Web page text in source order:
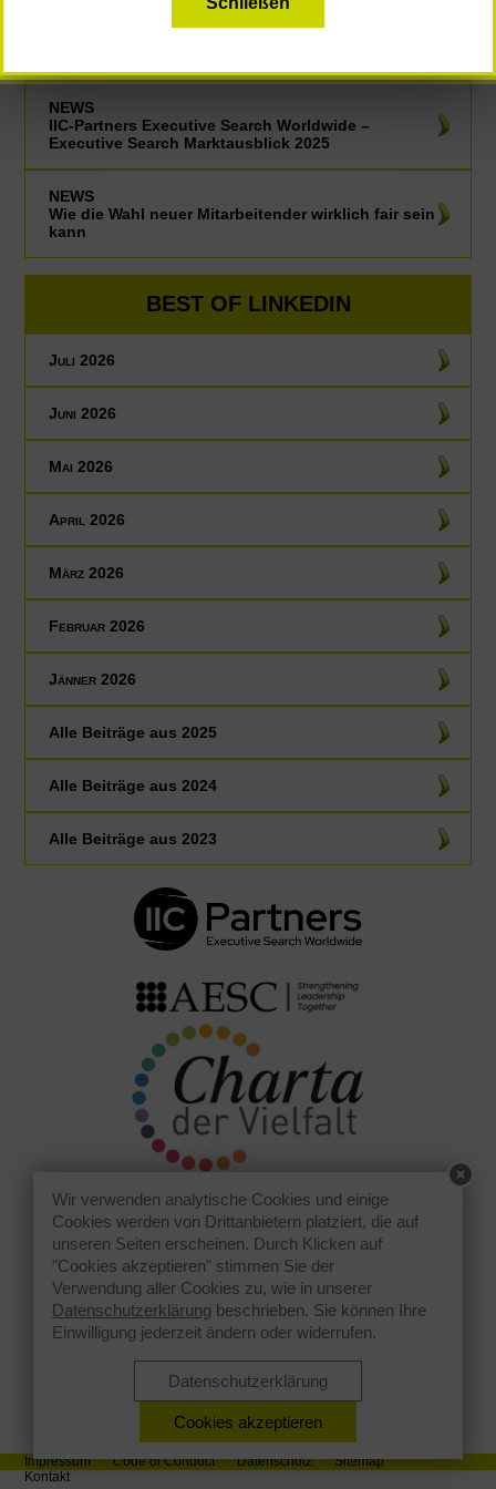
NEWS
IIC-Partners Executive Search Worldwide –
Executive Search Marktausblick 2025
NEWS
Wie die Wahl neuer Mitarbeitender wirklich fair sein
kann
BEST OF LINKEDIN
Juli 2026
Juni 2026
Mai 2026
April 2026
März 2026
Februar 2026
Jänner 2026
Alle Beiträge aus 2025
Alle Beiträge aus 2024
Alle Beiträge aus 2023
Impressum Code of Conduct Datenschutz
Sitemap
Kontakt
Wir verwenden analytische Cookies und einige
Cookies werden von Drittanbietern platziert, die auf
unseren Seiten erscheinen. Durch Klicken auf
"Cookies akzeptieren" stimmen Sie der
Verwendung aller Cookies zu, wie in unserer
Datenschutzerklärung beschrieben. Sie können Ihre
Einwilligung jederzeit ändern oder widerrufen.
Datenschutzerklärung
Cookies akzeptieren